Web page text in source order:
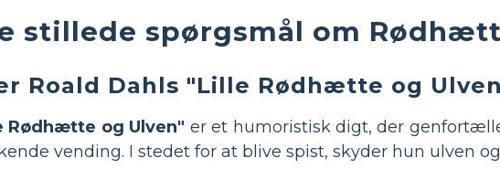
stillede spørgsmål om
Roald Dahls "Lille Rødhætte og
Rødhætte og Ulven" er et humoristisk digt, der
vending. I stedet for at blive spist, skyder hun ulven